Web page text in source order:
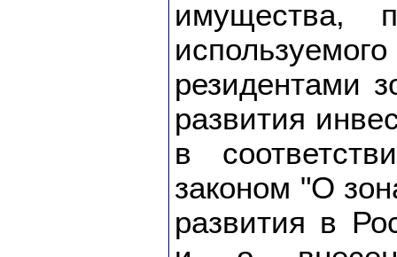
имущества,
резидентами
развития
в
законом "О
развития в